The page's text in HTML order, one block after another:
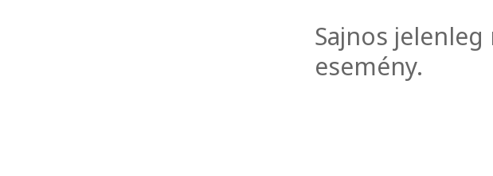
Sajnos
esemény.